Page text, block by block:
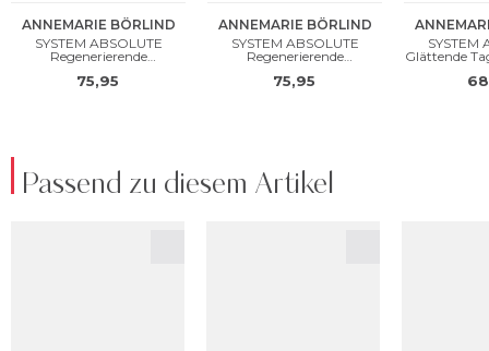
Passend zu diesem Artikel